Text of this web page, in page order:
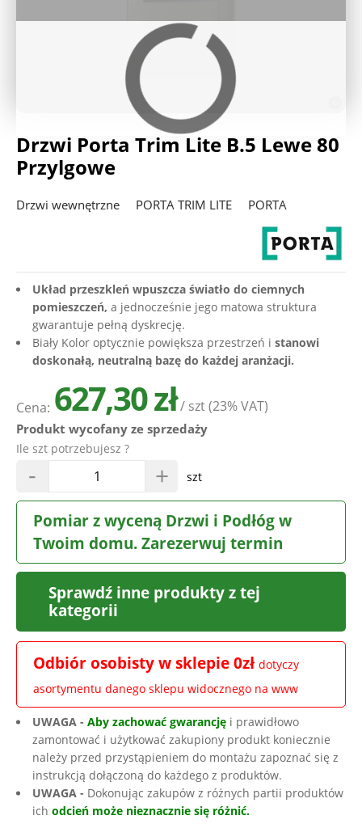
Deweloperzy
Aktualności
Drzwi Porta Trim Lite B.5 Lewe 80
Przylgowe
Drzwi wewnętrzne PORTA TRIM LITE PORTA
Układ przeszkleń wpuszcza światło do ciemnych
pomieszczeń, a jednocześnie jego matowa struktura
gwarantuje pełną dyskrecję.
Biały Kolor optycznie powiększa przestrzeń i stanowi
doskonałą, neutralną bazę do każdej aranżacji.
Cena: 627,30 zł/ szt(23% VAT)
Produkt wycofany ze sprzedaży
Ile szt potrzebujesz ?
- + szt
Pomiar z wyceną Drzwi i Podłóg w
Twoim domu. Zarezerwuj termin
Sprawdź inne produkty z tej
kategorii
Odbiór osobisty w sklepie 0zł dotyczy
asortymentu danego sklepu widocznego na www
UWAGA - Aby zachować gwarancję i prawidłowo
zamontować i użytkować zakupiony produkt koniecznie
należy przed przystąpieniem do montażu zapoznać się z
instrukcją dołączoną do każdego z produktów.
UWAGA - Dokonując zakupów z różnych partii produktów
ich odcień może nieznacznie się różnić.